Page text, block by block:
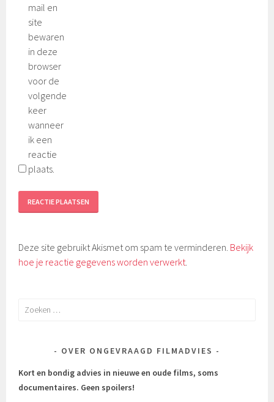
mail en
site
bewaren
in deze
browser
voor de
volgende
keer
wanneer
ik een
reactie
plaats.
Deze site gebruikt Akismet om spam te verminderen. Bekijk
hoe je reactie gegevens worden verwerkt
Zoeken
OVER ONGEVRAAGD FILMADVIES
Kort en bondig advies in nieuwe en oude films, soms
documentaires. Geen spoilers!